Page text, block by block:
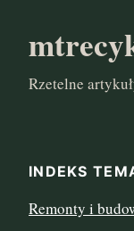
Rzetelne
INDEKS
Remonty i